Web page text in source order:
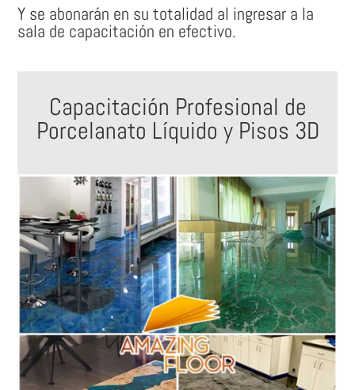
Y se abonarán en su totalidad al ingresar a la
sala de capacitación en efectivo.
Capacitación Profesional de
Porcelanato Líquido y Pisos 3D